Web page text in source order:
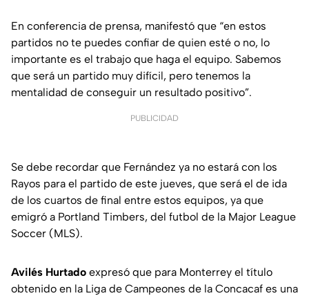
En conferencia de prensa, manifestó que “en estos
partidos no te puedes confiar de quien esté o no, lo
importante es el trabajo que haga el equipo. Sabemos
que será un partido muy difícil, pero tenemos la
mentalidad de conseguir un resultado positivo”.
PUBLICIDAD
Se debe recordar que Fernández ya no estará con los
Rayos para el partido de este jueves, que será el de ida
de los cuartos de final entre estos equipos, ya que
emigró a Portland Timbers, del futbol de la Major League
Soccer (MLS).
Avilés Hurtado expresó que para Monterrey el título
obtenido en la Liga de Campeones de la Concacaf es una